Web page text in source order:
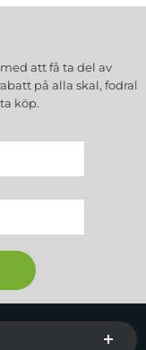
att få ta del av
på alla skal, fodral
köp.
länkar